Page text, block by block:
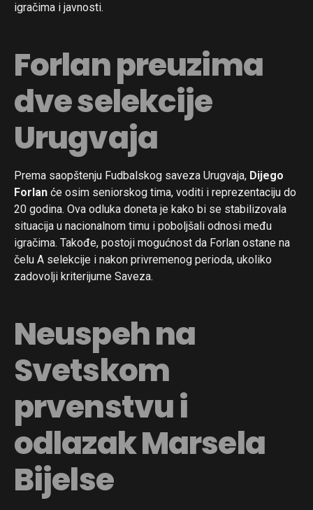
igračima i javnosti.
Forlan preuzima
dve selekcije
Urugvaja
Prema saopštenju Fudbalskog saveza Urugvaja, Dijego
Forlan će osim seniorskog tima, voditi i reprezentaciju do
20 godina. Ova odluka doneta je kako bi se stabilizovala
situacija u nacionalnom timu i poboljšali odnosi među
igračima. Takođe, postoji mogućnost da Forlan ostane na
čelu A selekcije i nakon privremenog perioda, ukoliko
zadovolji kriterijume Saveza.
Neuspeh na
Svetskom
prvenstvu i
odlazak Marsela
Bijelse